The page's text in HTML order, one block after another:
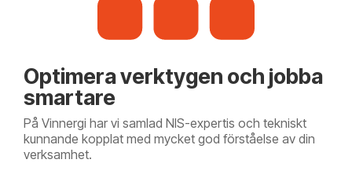
Optimera verktygen och jobba
smartare
På Vinnergi har vi samlad NIS-expertis och tekniskt
kunnande kopplat med mycket god förståelse av din
verksamhet.